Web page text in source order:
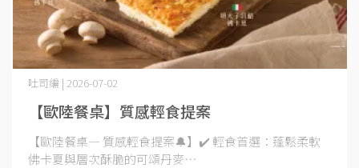
【歐陸餐桌】質感輕食提案
吐司編 | 2026-07-02
【歐陸餐桌— 質感輕食提案🔔】✔️ 輕食首選：蓬鬆柔軟
佛卡夏與層次酥脆的可頌丹麥⋯